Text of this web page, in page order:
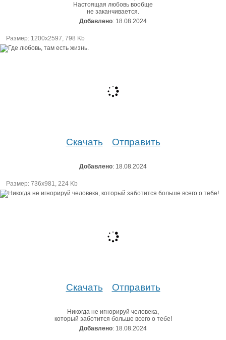
Настоящая любовь вообще
не заканчивается.
Добавлено: 18.08.2024
Размер: 1200х2597, 798 Kb
Скачать Отправить
Добавлено: 18.08.2024
Размер: 736х981, 224 Kb
Скачать Отправить
Никогда не игнорируй человека,
который заботится больше всего о тебе!
Добавлено: 18.08.2024